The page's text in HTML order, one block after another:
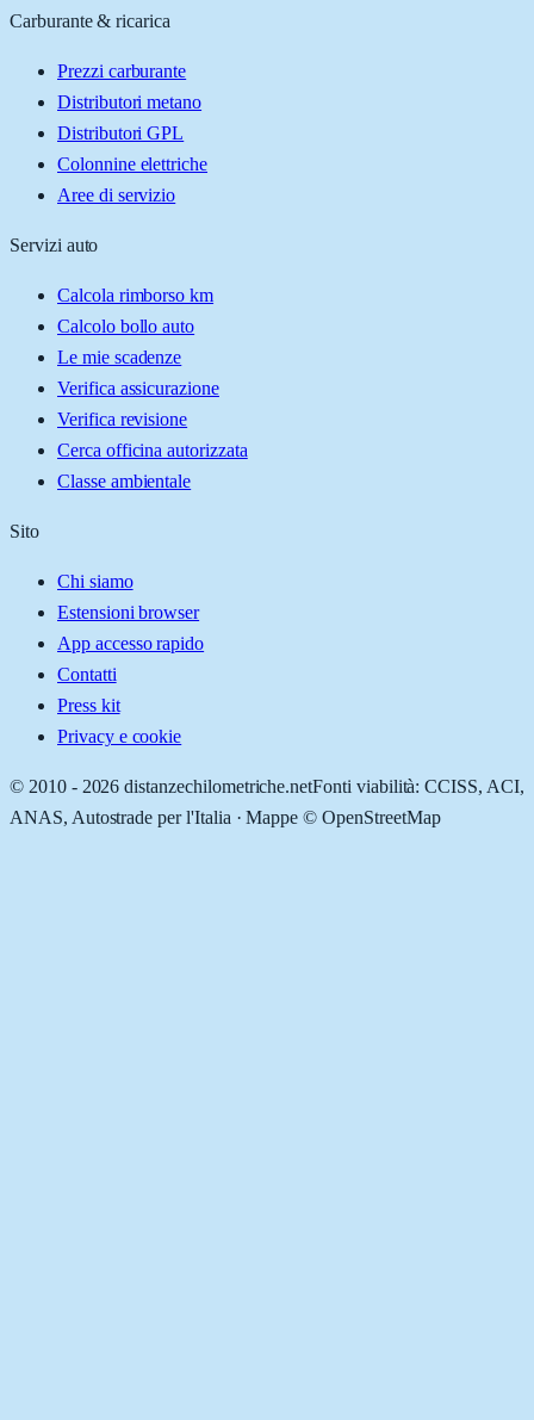
Carburante & ricarica
Prezzi carburante
Distributori metano
Distributori GPL
Colonnine elettriche
Aree di servizio
Servizi auto
Calcola rimborso km
Calcolo bollo auto
Le mie scadenze
Verifica assicurazione
Verifica revisione
Cerca officina autorizzata
Classe ambientale
Sito
Chi siamo
Estensioni browser
App accesso rapido
Contatti
Press kit
Privacy e cookie
© 2010 - 2026 distanzechilometriche.netFonti viabilità: CCISS, ACI,
ANAS, Autostrade per l'Italia · Mappe © OpenStreetMap